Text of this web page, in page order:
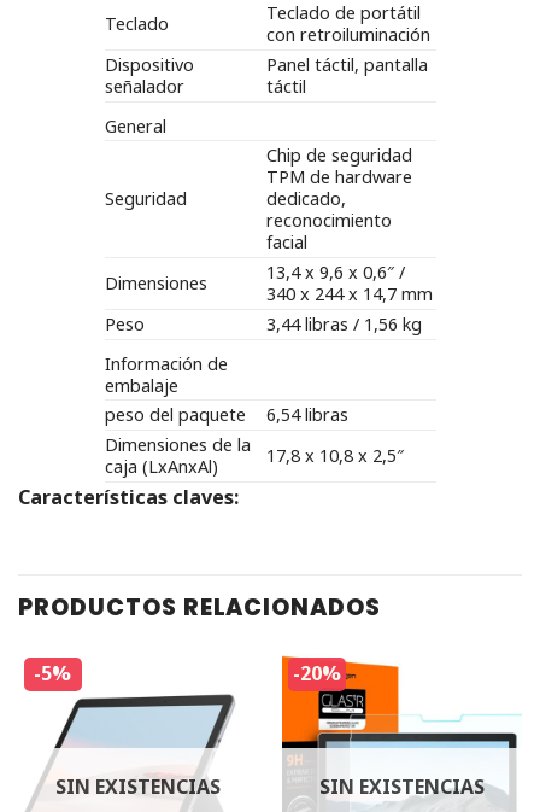
Teclado
Teclado de portátil
con retroiluminación
Dispositivo
señalador
Panel táctil, pantalla
táctil
General
Seguridad
Chip de seguridad
TPM de hardware
dedicado,
reconocimiento
facial
Dimensiones
13,4 x 9,6 x 0,6″ /
340 x 244 x 14,7 mm
Peso
3,44 libras / 1,56 kg
Información de
embalaje
peso del paquete
6,54 libras
Dimensiones de la
caja (LxAnxAl)
17,8 x 10,8 x 2,5″
Características claves:
PRODUCTOS RELACIONADOS
-5%
SIN EXISTENCIAS
-20%
SIN EXISTENCIAS